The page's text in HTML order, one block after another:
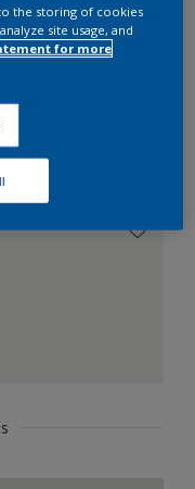
the storing of cookies
site usage, and
for more